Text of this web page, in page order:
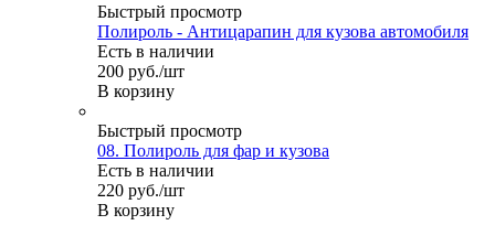
Быстрый просмотр
Полироль - Антицарапин для кузова автомобиля
Есть в наличии
200 руб./шт
В корзину
Быстрый просмотр
08. Полироль для фар и кузова
Есть в наличии
220 руб./шт
В корзину